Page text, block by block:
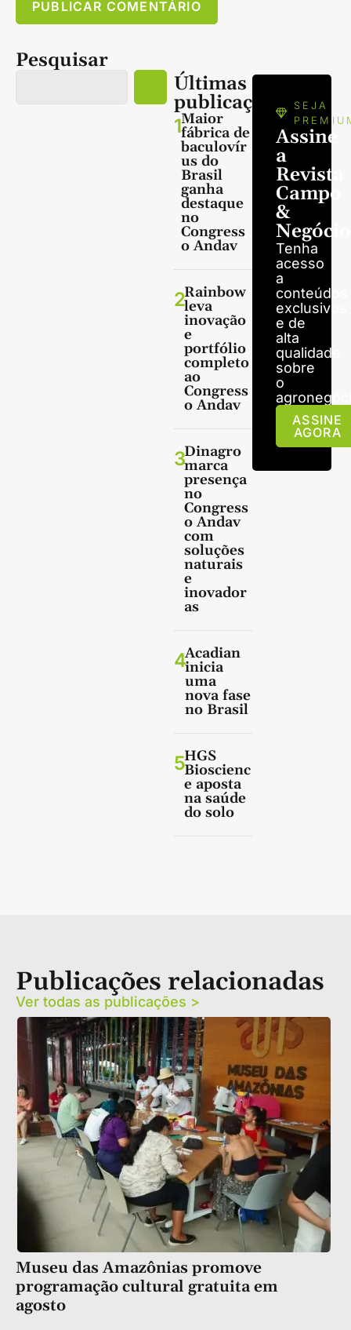
Pesquisar
Últimas
publicações
1Maior
fábrica de
baculovír
us do
Brasil
ganha
destaque
no
Congress
o Andav
2Rainbow
leva
inovação
e
portfólio
completo
ao
Congress
o Andav
3Dinagro
marca
presença
no
Congress
o Andav
com
soluções
naturais
e
inovador
as
4Acadian
inicia
uma
nova fase
no Brasil
5HGS
Bioscienc
e aposta
na saúde
do solo
SEJA
Assine
a
Revista
Campo
&
Tenha
acesso
a
conteúdos
exclusivos
e de
alta
qualidade
sobre
o
ASSINE
AGORA
Publicações relacionadas
Ver todas as publicações >
Museu das Amazônias promove
programação cultural gratuita em
agosto